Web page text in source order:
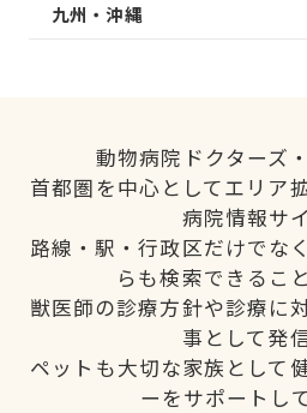
九州・沖縄
動物病院ドクターズ
首都圏を中心としてエリア
病院情報サイ
路線・駅・行政区だけでな
らも検索できるこ
獣医師の診療方針や診療に
事として発信
ペットも大切な家族として
ーをサポートし